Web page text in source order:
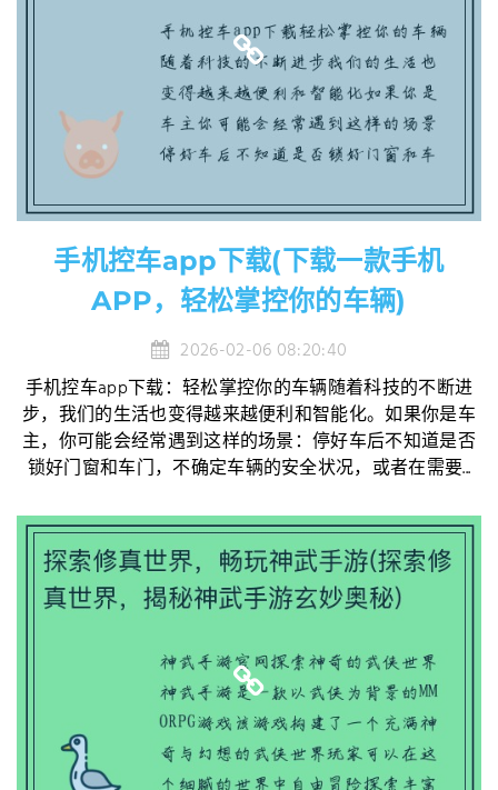
手机控车app下载(下载一款手机
APP，轻松掌控你的车辆)
2026-02-06 08:20:40
手机控车app下载：轻松掌控你的车辆随着科技的不断进
步，我们的生活也变得越来越便利和智能化。如果你是车
主，你可能会经常遇到这样的场景：停好车后不知道是否
锁好门窗和车门，不确定车辆的安全状况，或者在需要...